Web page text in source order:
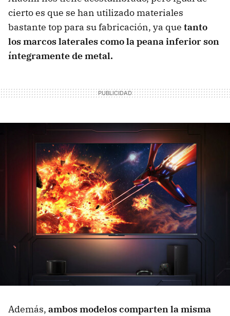
cierto es que se han utilizado materiales
bastante top para su fabricación, ya que tanto
los marcos laterales como la peana inferior son
íntegramente de metal.
Además, ambos modelos comparten la misma